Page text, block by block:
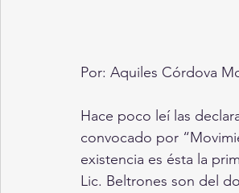
Santa Aurelia de los Vientos
Por: Aquiles Córdova
Hace poco leí las
convocado por
existencia es ésta la
Lic. Beltrones son del